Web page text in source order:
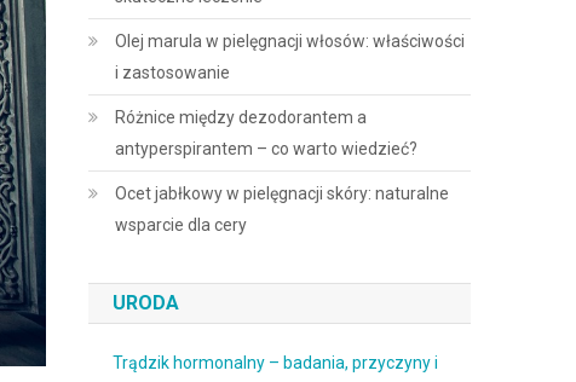
Olej marula w pielęgnacji włosów: właściwości
i zastosowanie
Różnice między dezodorantem a
antyperspirantem – co warto wiedzieć?
Ocet jabłkowy w pielęgnacji skóry: naturalne
wsparcie dla cery
URODA
Trądzik hormonalny – badania, przyczyny i